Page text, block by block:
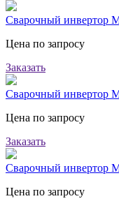
Сварочный инвертор
Цена по запросу
Заказать
Сварочный инвертор
Цена по запросу
Заказать
Сварочный инвертор
Цена по запросу